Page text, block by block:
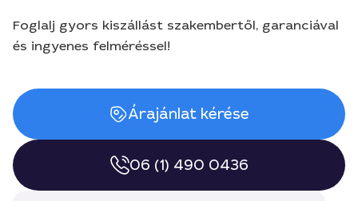
Foglalj gyors kiszállást szakembertől, garanciával
és ingyenes felméréssel!
Árajánlat kérése
06 (1) 490 0436